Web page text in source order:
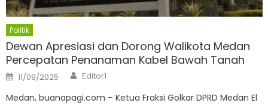
Politik
Dewan Apresiasi dan Dorong Walikota Medan
Percepatan Penanaman Kabel Bawah Tanah
Posted
on
11/09/2025 Author
Editor1
Medan, buanapagi.com – Ketua Fraksi Golkar DPRD Medan El